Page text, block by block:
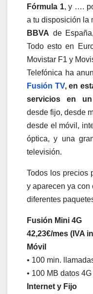
Fórmula 1, y ….
a tu disposición la
BBVA de
Todo esto en
Movistar F1 y
Telefónica ha
Fusión TV, en
servicios en
desde fijo, desde
desde el móvil,
óptica, y una
televisión.
Todos los precios
y aparecen ya con
diferentes
Fusión Mini 4G
42,23€/mes (IVA
Móvil
• 100 min.
• 100 MB datos 4G
Internet y Fijo